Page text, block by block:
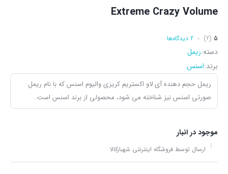
Extreme Crazy Volume
5
(2) 2 دیدگاه‌ها
دسته:ریمل
برند:اسنس
ریمل حجم دهنده آی لاو اکستریم کریزی والیوم اسنس که با نام ریمل
صورتی اسنس نیز شناخته می شود، محصولی از برند اسنس است.
موجود در انبار
ارسال توسط فروشگاه اینترنتی شهبازکالا